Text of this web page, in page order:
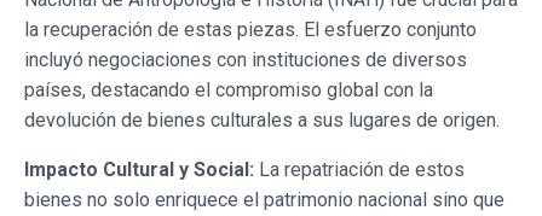
la recuperación de estas piezas. El esfuerzo conjunto
incluyó negociaciones con instituciones de diversos
países, destacando el compromiso global con la
devolución de bienes culturales a sus lugares de origen.
Impacto Cultural y Social: La repatriación de estos
bienes no solo enriquece el patrimonio nacional sino que